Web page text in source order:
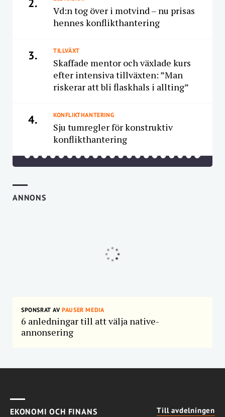
2.
Vd:n tog över i motvind – nu prisas
hennes konflikthantering
3. TILLVÄXT
Skaffade mentor och växlade kurs
efter intensiva tillväxten: ”Man
riskerar att bli flaskhals i allting”
4. KONFLIKTHANTERING
Sju tumregler för konstruktiv
konflikthantering
ANNONS
SPONSRAT AVPAUSER MEDIA
6 anledningar till att välja native-
annonsering
EKONOMI OCH FINANS Till avdelningen